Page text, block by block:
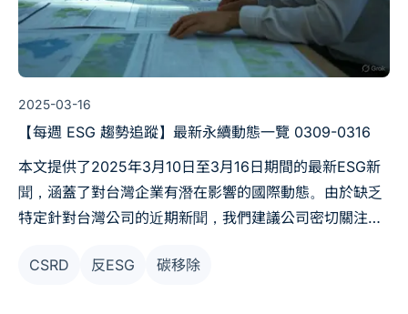
2025-03-16
【每週 ESG 趨勢追蹤】最新永續動態一覽 0309-0316
本文提供了2025年3月10日至3月16日期間的最新ESG新
聞，涵蓋了對台灣企業有潛在影響的國際動態。由於缺乏
特定針對台灣公司的近期新聞，我們建議公司密切關注歐
響。透過這些資訊，公司可以更好地制定ESG策略，提升
CSRD 反ESG 碳移除